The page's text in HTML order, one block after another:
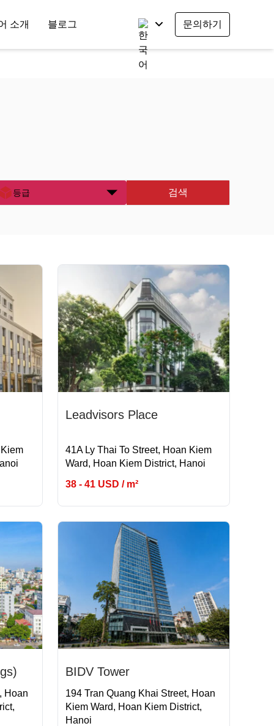
소개 블로그 문의하기
등급 검색
Leadvisors Place
41A Ly Thai To Street, Hoan Kiem
Ward, Hoan Kiem District, Hanoi
38 - 41 USD / m²
Hoan
BIDV Tower
194 Tran Quang Khai Street, Hoan
Kiem Ward, Hoan Kiem District,
Hanoi